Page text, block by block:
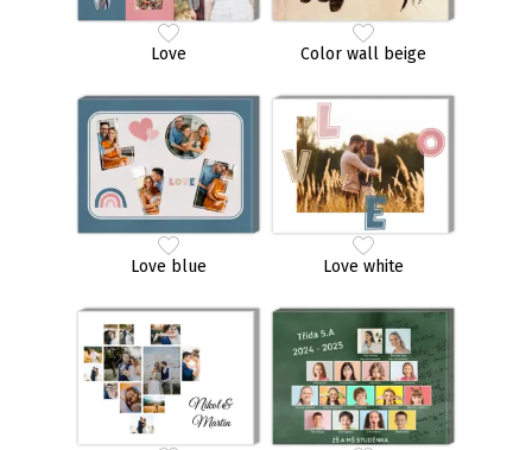
Love Color wall beige
Love blue Love white